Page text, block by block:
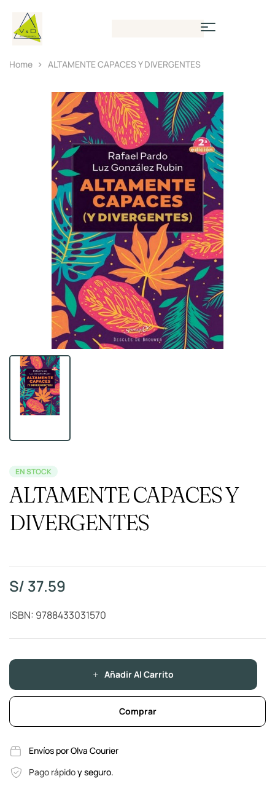
Home ALTAMENTE CAPACES Y DIVERGENTES
EN STOCK
ALTAMENTE CAPACES Y
DIVERGENTES
S/ 37.59
ISBN: 9788433031570
Añadir Al Carrito
Comprar
Envíos por Olva Courier
Pago rápidoy seguro.